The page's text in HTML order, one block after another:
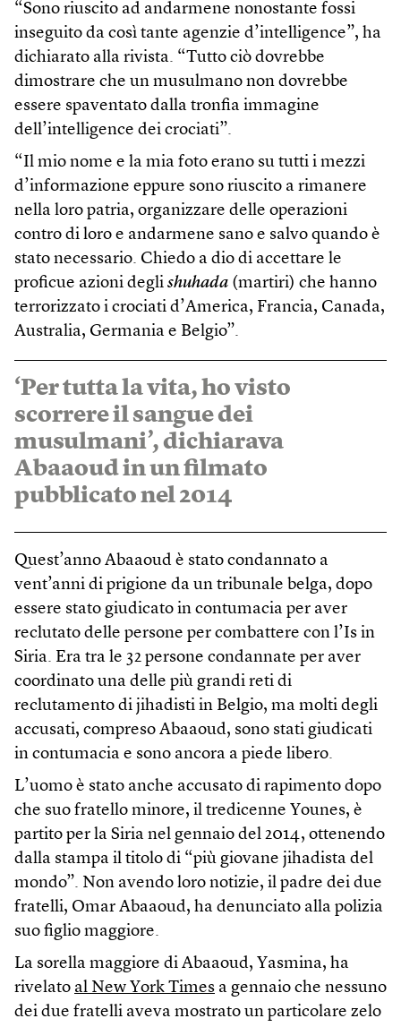
“Sono riuscito ad andarmene nonostante fossi
inseguito da così tante agenzie d’intelligence”, ha
dichiarato alla rivista. “Tutto ciò dovrebbe
dimostrare che un musulmano non dovrebbe
essere spaventato dalla tronfia immagine
dell’intelligence dei crociati”.
“Il mio nome e la mia foto erano su tutti i mezzi
d’informazione eppure sono riuscito a rimanere
nella loro patria, organizzare delle operazioni
contro di loro e andarmene sano e salvo quando è
stato necessario. Chiedo a dio di accettare le
proficue azioni degli shuhada (martiri) che hanno
terrorizzato i crociati d’America, Francia, Canada,
Australia, Germania e Belgio”.
‘Per tutta la vita, ho visto
scorrere il sangue dei
musulmani’, dichiarava
Abaaoud in un filmato
pubblicato nel 2014
Quest’anno Abaaoud è stato condannato a
vent’anni di prigione da un tribunale belga, dopo
essere stato giudicato in contumacia per aver
reclutato delle persone per combattere con l’Is in
Siria. Era tra le 32 persone condannate per aver
coordinato una delle più grandi reti di
reclutamento di jihadisti in Belgio, ma molti degli
accusati, compreso Abaaoud, sono stati giudicati
in contumacia e sono ancora a piede libero.
L’uomo è stato anche accusato di rapimento dopo
che suo fratello minore, il tredicenne Younes, è
partito per la Siria nel gennaio del 2014, ottenendo
dalla stampa il titolo di “più giovane jihadista del
mondo”. Non avendo loro notizie, il padre dei due
fratelli, Omar Abaaoud, ha denunciato alla polizia
suo figlio maggiore.
La sorella maggiore di Abaaoud, Yasmina, ha
rivelato al New York Times a gennaio che nessuno
dei due fratelli aveva mostrato un particolare zelo